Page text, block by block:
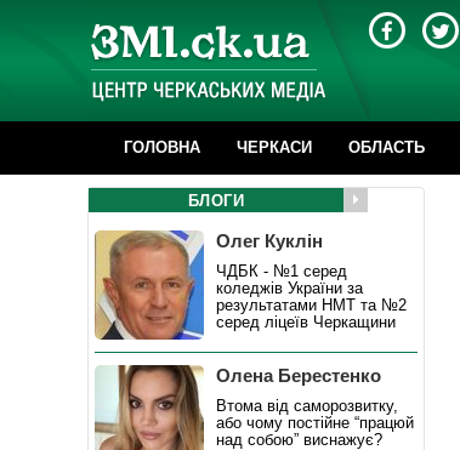
ГОЛОВНА ЧЕРКАСИ ОБЛАСТЬ
БЛОГИ
Олег Куклін
ЧДБК - №1 серед
коледжів України за
результатами НМТ та №2
серед ліцеїв Черкащини
Олена Берестенко
Втома від саморозвитку,
або чому постійне “працюй
над собою” виснажує?